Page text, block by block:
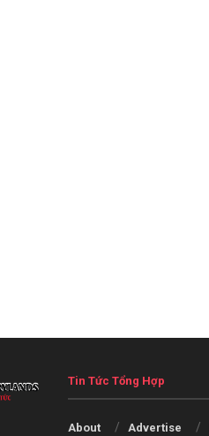
Tin Tức Tổng Hợp
About Advertise